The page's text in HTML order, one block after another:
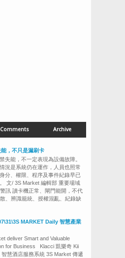
Comments Archive
，不只是漏刷卡
失能，不一定表現為設備故障。
況是系統仍在運作，人員也照常
分、權限、程序及事件紀錄早已
文/ 3S Market 編輯部 重要場域
訊 讀卡機正常、閘門能開，不代
、辨識籠統、授權混亂、紀錄缺
MARKET Daily 智慧產業
deliver Smart and Valuable
for Business Klacci 凱樂奇 Kii
慧酒店服務系統 3S Market 傳遞